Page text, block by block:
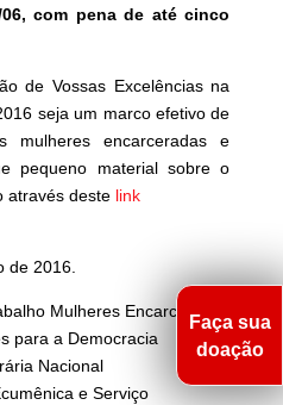
com pena de até cinco
de Vossas Excelências na
seja um marco efetivo de
mulheres encarceradas e
pequeno material sobre o
através deste link
de 2016.
Mulheres Encarceradas
para a Democracia
Nacional
e Serviço
Faça sua
doação